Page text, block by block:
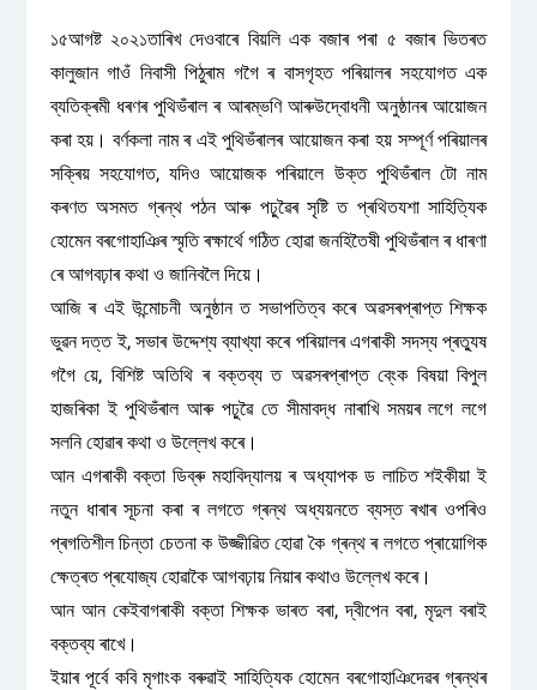
১৫আগষ্ট ২০২১তাৰিখ দেওবাৰে বিয়লি এক বজাৰ পৰা ৫ বজাৰ ভিতৰত
কালুজান গাওঁ নিবাসী পিঠুৰাম গগৈ ৰ বাসগৃহত পৰিয়ালৰ সহযোগত এক
ব্যতিক্ৰমী ধৰণৰ পুথিভঁৰাল ৰ আৰম্ভণি আৰুউদ্বোধনী অনুষ্ঠানৰ আয়োজন
কৰা হয়। বৰ্ণকলা নাম ৰ এই পুথিভঁৰালৰ আয়োজন কৰা হয় সম্পূৰ্ণ পৰিয়ালৰ
সক্ৰিয় সহযোগত, যদিও আয়োজক পৰিয়ালে উক্ত পুথিভঁৰাল টো নাম
কৰণত অসমত গ্ৰন্থ পঠন আৰু পঢ়ুৱৈৰ সৃষ্টি ত প্ৰথিতযশা সাহিত্যিক
হোমেন বৰগোহাঞিৰ স্মৃতি ৰক্ষাৰ্থে গঠিত হোৱা জনহিতৈষী পুথিভঁৰাল ৰ ধাৰণা
ৰে আগবঢ়াৰ কথা ও জানিবলৈ দিয়ে।
আজি ৰ এই উন্মোচনী অনুষ্ঠান ত সভাপতিত্ব কৰে অৱসৰপ্ৰাপ্ত শিক্ষক
ভুৱন দত্ত ই, সভাৰ উদ্দেশ্য ব্যাখ্যা কৰে পৰিয়ালৰ এগৰাকী সদস্য প্ৰত্যুষ
গগৈ য়ে, বিশিষ্ট অতিথি ৰ বক্তব্য ত অৱসৰপ্ৰাপ্ত বে্ংক বিষয়া বিপুল
হাজৰিকা ই পুথিভঁৰাল আৰু পঢ়ুৱৈ তে সীমাবদ্ধ নাৰাখি সময়ৰ লগে লগে
সলনি হোৱাৰ কথা ও উল্লেখ কৰে।
আন এগৰাকী বক্তা ডিব্ৰু মহাবিদ্যালয় ৰ অধ্যাপক ড লাচিত শইকীয়া ই
নতুন ধাৰাৰ সূচনা কৰা ৰ লগতে গ্ৰন্থ অধ্যয়নতে ব্যস্ত ৰখাৰ ওপৰিও
প্ৰগতিশীল চিন্তা চেতনা ক উজ্জীৱিত হোৱা কৈ গ্ৰন্থ ৰ লগতে প্ৰায়োগিক
ক্ষেত্ৰত প্ৰযোজ্য হোৱাকৈ আগবঢ়ায় নিয়াৰ কথাও উল্লেখ কৰে।
আন আন কেইবাগৰাকী বক্তা শিক্ষক ভাৰত বৰা, দ্বীপেন বৰা, মৃদুল বৰাই
বক্তব্য ৰাখে।
ইয়াৰ পূৰ্বে কবি মৃগাংক বৰুৱাই সাহিত্যিক হোমেন বৰগোহাঞিদেৱৰ গ্ৰন্থৰ